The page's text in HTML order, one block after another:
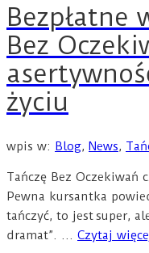
Bezpłatne
Bez
życiu
wpis w: Blog, News,
Tańczę Bez Oczekiwań
Pewna kursantka
tańczyć, to jest super,
dramat”. … Czytaj